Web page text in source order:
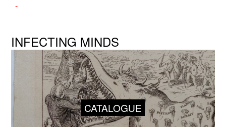
INFECTING MINDS
CATALOGUE